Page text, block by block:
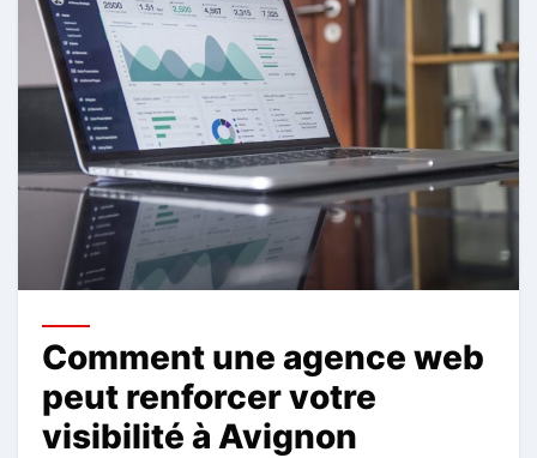
Comment une agence web
peut renforcer votre
visibilité à Avignon